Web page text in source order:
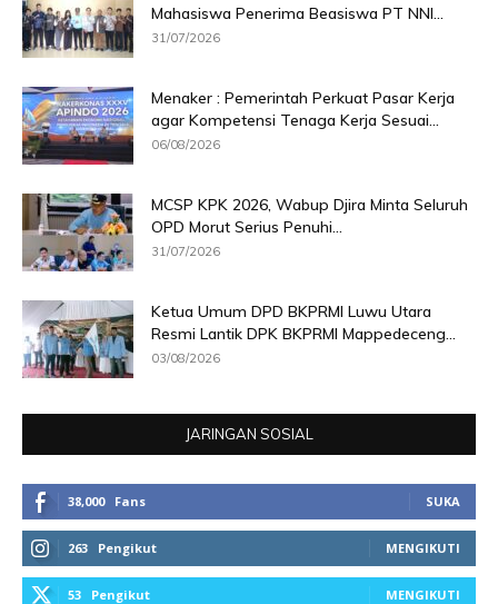
Mahasiswa Penerima Beasiswa PT NNI...
31/07/2026
Menaker : Pemerintah Perkuat Pasar Kerja
agar Kompetensi Tenaga Kerja Sesuai...
06/08/2026
MCSP KPK 2026, Wabup Djira Minta Seluruh
OPD Morut Serius Penuhi...
31/07/2026
Ketua Umum DPD BKPRMI Luwu Utara
Resmi Lantik DPK BKPRMI Mappedeceng...
03/08/2026
JARINGAN SOSIAL
38,000 Fans SUKA
263 Pengikut MENGIKUTI
53 Pengikut MENGIKUTI